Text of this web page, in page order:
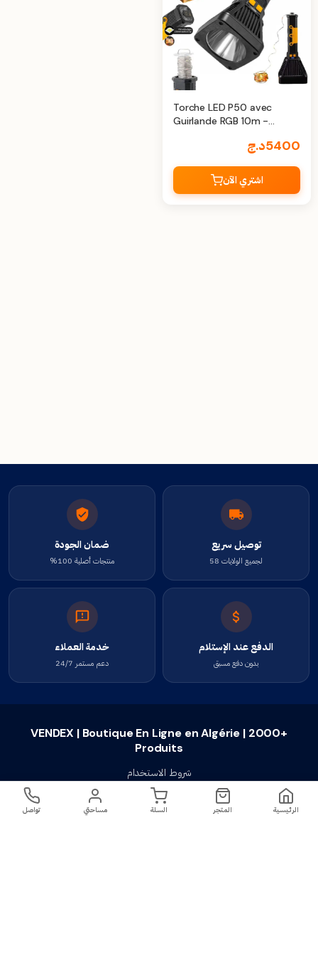
Torche LED P50 avec
Guirlande RGB 10m -
5400د.ج
اشتري الآن
توصيل سريع
لجميع الولايات 58
ضمان الجودة
منتجات أصلية 100%
الدفع عند الإستلام
بدون دفع مسبق
خدمة العملاء
دعم مستمر 24/7
VENDEX | Boutique En Ligne en Algérie | 2000+
Produits
شروط الاستخدام
سياسة الخصوصية
سياسة الإستبدال والإسترجاع
الرئيسية المتجر السلة مساحتي تواصل